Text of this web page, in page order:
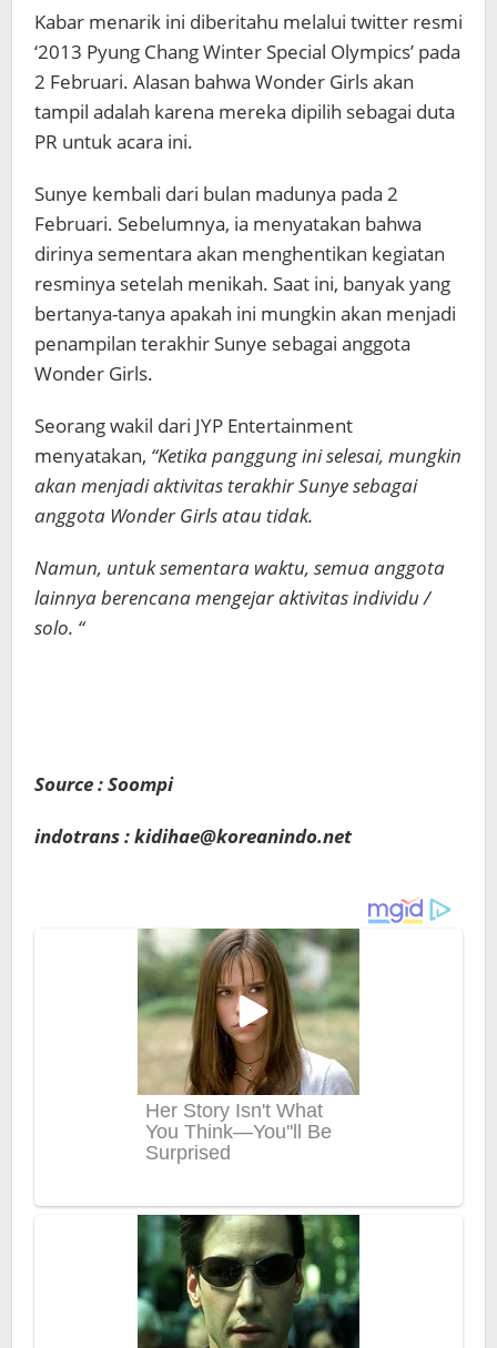
Kabar menarik ini diberitahu melalui twitter resmi
‘2013 Pyung Chang Winter Special Olympics’ pada
2 Februari. Alasan bahwa Wonder Girls akan
tampil adalah karena mereka dipilih sebagai duta
PR untuk acara ini.
Sunye kembali dari bulan madunya pada 2
Februari. Sebelumnya, ia menyatakan bahwa
dirinya sementara akan menghentikan kegiatan
resminya setelah menikah. Saat ini, banyak yang
bertanya-tanya apakah ini mungkin akan menjadi
penampilan terakhir Sunye sebagai anggota
Wonder Girls.
Seorang wakil dari JYP Entertainment
menyatakan, “Ketika panggung ini selesai, mungkin
akan menjadi aktivitas terakhir Sunye sebagai
anggota Wonder Girls atau tidak.
Namun, untuk sementara waktu, semua anggota
lainnya berencana mengejar aktivitas individu /
solo. “
Source : Soompi
indotrans : kidihae@koreanindo.net